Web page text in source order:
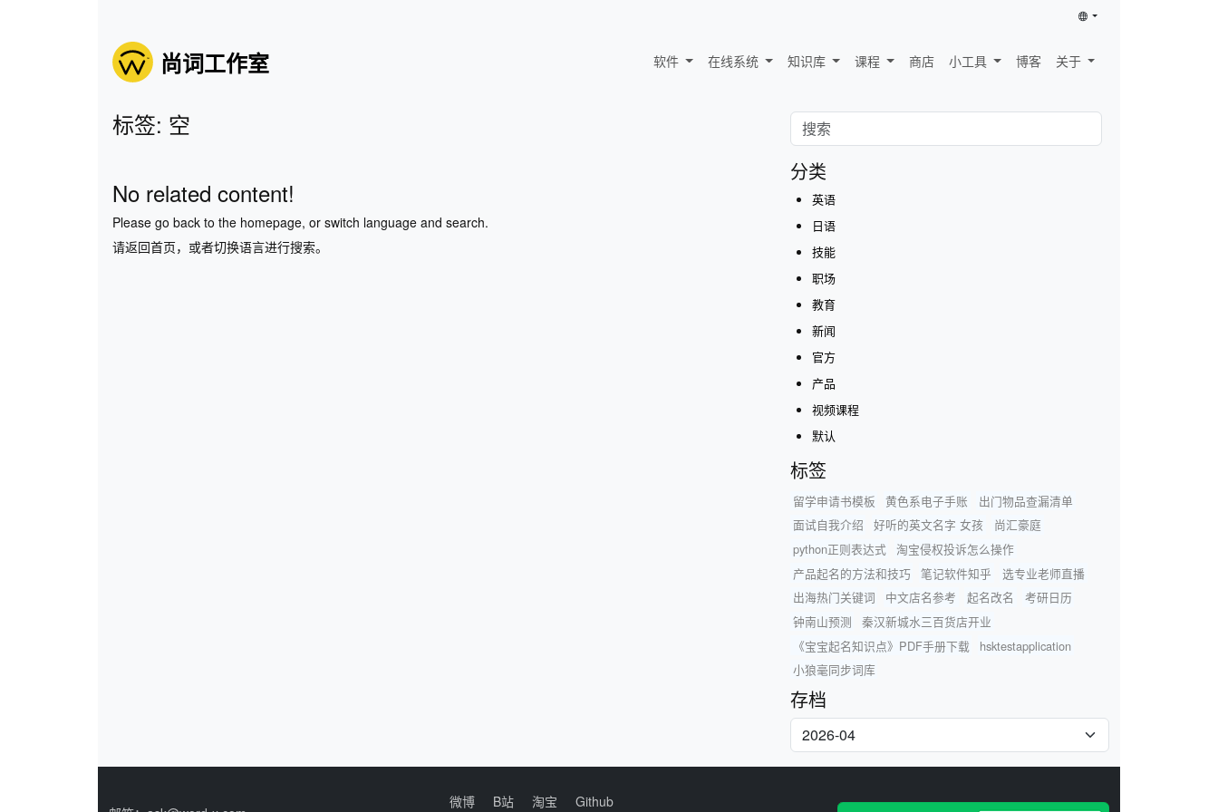
尚词工作室 软件 在线系统 知识库 课程 商店 小工具 博客 关于
标签: 空
No related content!
Please go back to the homepage, or switch language and search.
请返回首页，或者切换语言进行搜索。
分类
英语
日语
技能
职场
教育
新闻
官方
产品
视频课程
默认
标签
留学申请书模板 黄色系电子手账
出门物品查漏清单
面试自我介绍
好听的英文名字 女孩
尚汇豪庭
python正则表达式
淘宝侵权投诉怎么操作
产品起名的方法和技巧
笔记软件知乎
选专业老师直播
出海热门关键词
中文店名参考 起名改名
考研日历
钟南山预测
秦汉新城水三百货店开业
《宝宝起名知识点》PDF手册下载
hsktestapplication
小狼毫同步词库
存档
微博 B站 淘宝 Github